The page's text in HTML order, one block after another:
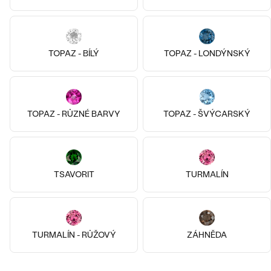
TOPAZ - BÍLÝ TOPAZ - LONDÝNSKÝ
TOPAZ - RŮZNÉ BARVY TOPAZ - ŠVÝCARSKÝ
TSAVORIT TURMALÍN
TURMALÍN - RŮŽOVÝ ZÁHNĚDA
14k bílé zlato, Diamant 14k bílé zlato, Diamant
14k bílé zlato, Diamant
Johnna
14k bílé zlato, Perla